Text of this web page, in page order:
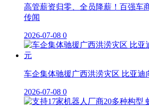
高管薪资归零、全员降薪！百强车
传闻
2026-07-08 0
车企集体驰援广西洪涝灾区 比亚迪
2026-07-08 0